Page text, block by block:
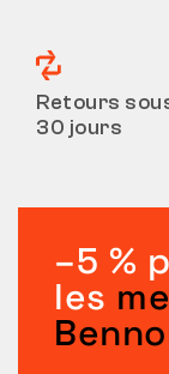
Retours
30 jours
–5 %
les